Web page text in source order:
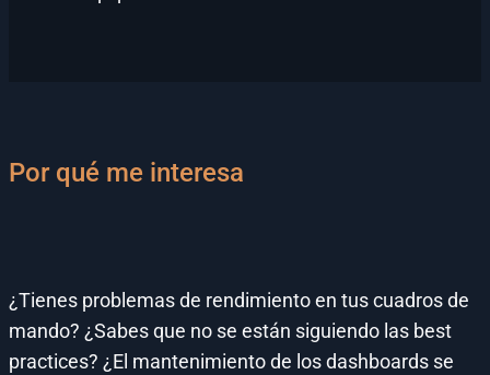
Por qué me interesa
¿Tienes problemas de rendimiento en tus cuadros de
mando? ¿Sabes que no se están siguiendo las best
practices? ¿El mantenimiento de los dashboards se